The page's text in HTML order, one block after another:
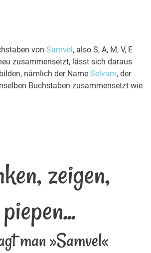
von Samvel, also S, A, M, V, E
zusammensetzt, lässt sich daraus
nämlich der Name Selvam, der
Buchstaben zusammensetzt wie
zeigen,
piepen...
man »Samvel«